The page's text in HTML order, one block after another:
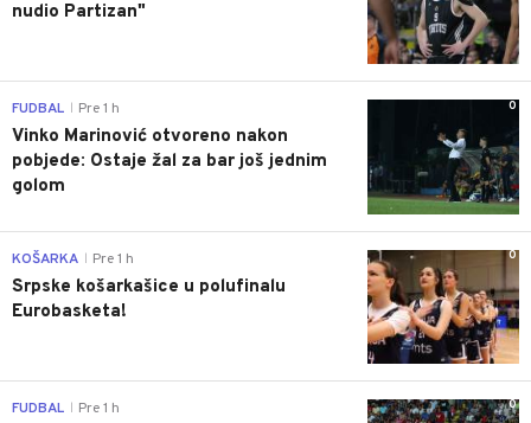
nudio Partizan"
0
FUDBAL Pre 1 h
Vinko Marinović otvoreno nakon
pobjede: Ostaje žal za bar još jednim
golom
0
KOŠARKA Pre 1 h
Srpske košarkašice u polufinalu
Eurobasketa!
0
FUDBAL Pre 1 h